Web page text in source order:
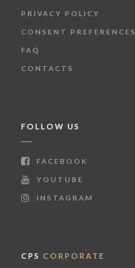
PRIVACY POLICY
CONSENT PREFERENCES
FAQ
CONTACTS
FOLLOW US
FACEBOOK
YOUTUBE
INSTAGRAM
CPS CORPORATE